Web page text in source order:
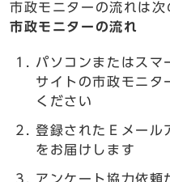
市政モニターの流れは次
市政モニターの流れ
パソコンまたはスマ
サイトの市政モニタ
ください
登録されたＥメール
をお届けします
アンケート協力依頼